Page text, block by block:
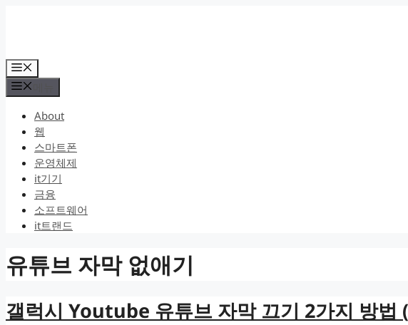
로
건
너
뉴
About
웹
스마트폰
운영체제
it기기
금융
소프트웨어
it트랜드
유튜브 자막 없애기
갤럭시 Youtube 유튜브 자막 끄기 2가지 방법